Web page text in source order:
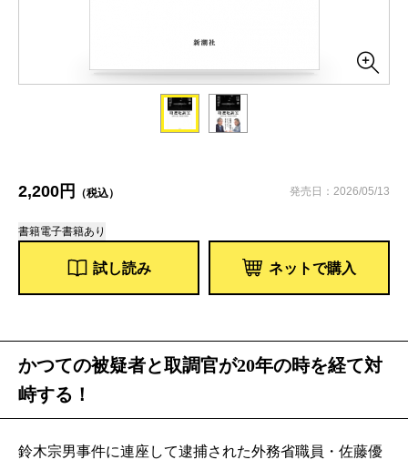
2,200円 （税込） 発売日：2026/05/13
書籍電子書籍あり
試し読み ネットで購入
かつての被疑者と取調官が20年の時を経て対
峙する！
鈴木宗男事件に連座して逮捕された外務省職員・佐藤優